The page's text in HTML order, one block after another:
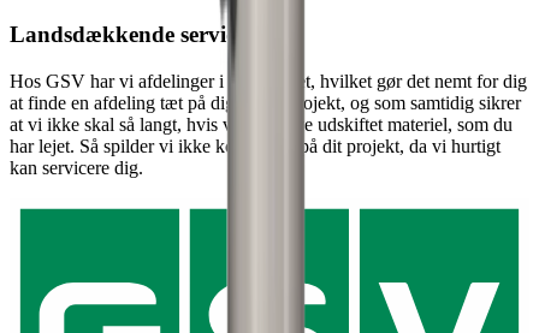
Landsdækkende service
Hos GSV har vi afdelinger i hele landet, hvilket gør det nemt for dig
at finde en afdeling tæt på dig og dit projekt, og som samtidig sikrer
at vi ikke skal så langt, hvis vi skal have udskiftet materiel, som du
har lejet. Så spilder vi ikke kostbar tid på dit projekt, da vi hurtigt
kan servicere dig.